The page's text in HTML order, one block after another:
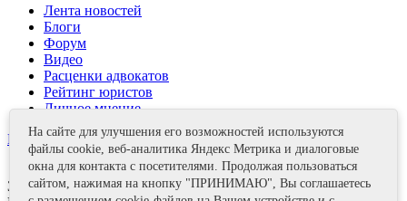
Лента новостей
Блоги
Форум
Видео
Расценки адвокатов
Рейтинг юристов
Личное мнение
Контакты
Задать вопрос
На сайте для улучшения его возможностей используются
файлы cookie, веб-аналитика Яндекс Метрика и диалоговые
окна для контакта с посетителями. Продолжая пользоваться
сайтом, нажимая на кнопку "ПРИНИМАЮ", Вы соглашаетесь